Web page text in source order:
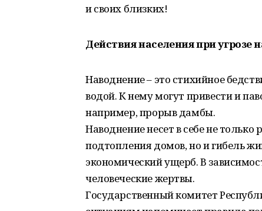
и своих близких!
Действия населения при угрозе
Наводнение – это стихийное
водой. К нему могут привести и
например, прорыв дамбы.
Наводнение несет в себе не
подтопления домов, но и гибель
экономический ущерб. В
человеческие жертвы.
Государственный комитет